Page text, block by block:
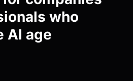
who
AI age